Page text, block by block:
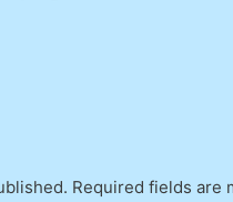
Required fields are